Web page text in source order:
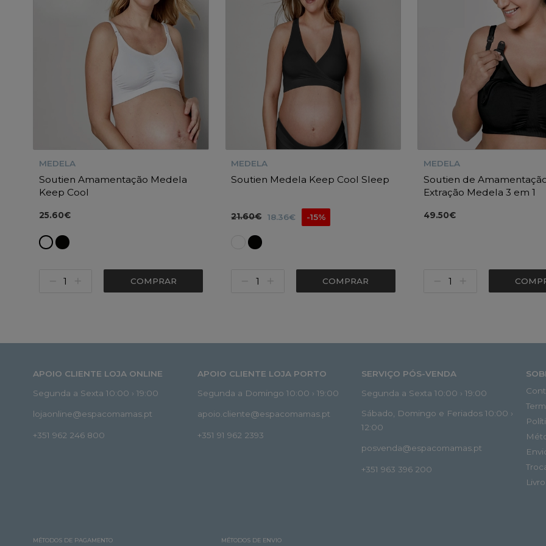
MEDELA
Soutien Amamentação Medela
Keep Cool
25.60€
COMPRAR
MEDELA
Soutien Medela Keep Cool Sleep
21.60€ 18.36€ -15%
COMPRAR
MEDELA
Soutien de
Extração Medela 3 em 1
49.50€
APOIO CLIENTE LOJA ONLINE
Segunda a Sexta 10:00 › 19:00
lojaonline@espacomamas.pt
+351 962 246 800
APOIO CLIENTE LOJA PORTO
Segunda a Domingo 10:00 › 19:00
apoio.cliente@espacomamas.pt
+351 91 962 2393
SERVIÇO PÓS-VENDA
Segunda a Sexta 10:00 › 19:00
Sábado, Domingo e Feriados 10:00 ›
12:00
posvenda@espacomamas.pt
+351 963 396 200
MÉTODOS DE PAGAMENTO MÉTODOS DE ENVIO